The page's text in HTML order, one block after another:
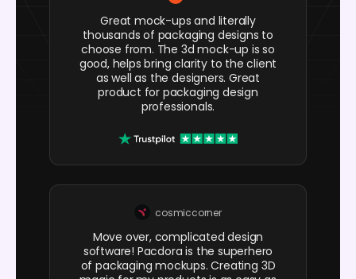
Great mock-ups and literally
thousands of packaging designs to
choose from. The 3d mock-up is so
good, helps bring clarity to the client
as well as the designers. Great
product for packaging design
professionals.
cosmiccorner
Move over, complicated design
software! Pacdora is the superhero
of packaging mockups. Creating 3D